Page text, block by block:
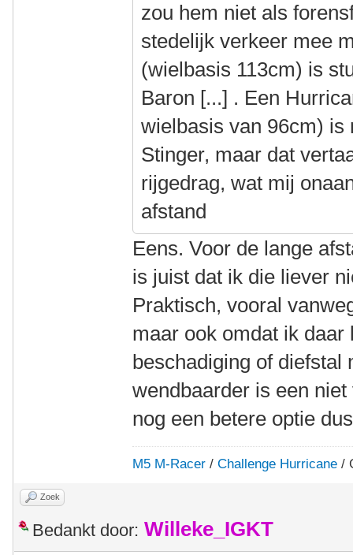
zou hem niet als
stedelijk verkeer mee
(wielbasis 113cm) is
Baron [...] . Een
wielbasis van 96cm) is
Stinger, maar dat
rijgedrag, wat mij
afstand
Eens. Voor de lange
is juist dat ik die liever
Praktisch, vooral
maar ook omdat ik
beschadiging of diefstal
wendbaarder is een
nog een betere optie
M5 M-Racer /Challenge Hurricane /
Zoek
Bedankt door: Willeke_IGKT